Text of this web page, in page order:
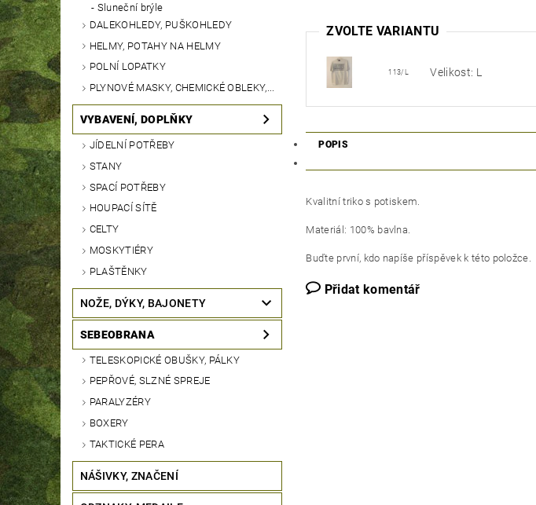
Sluneční brýle
DALEKOHLEDY, PUŠKOHLEDY
HELMY, POTAHY NA HELMY
POLNÍ LOPATKY
PLYNOVÉ MASKY, CHEMICKÉ OBLEKY,...
VYBAVENÍ, DOPLŇKY
JÍDELNÍ POTŘEBY
STANY
SPACÍ POTŘEBY
HOUPACÍ SÍTĚ
CELTY
MOSKYTIÉRY
PLAŠTĚNKY
NOŽE, DÝKY, BAJONETY
SEBEOBRANA
TELESKOPICKÉ OBUŠKY, PÁLKY
PEPŘOVÉ, SLZNÉ SPREJE
PARALYZÉRY
BOXERY
TAKTICKÉ PERA
NÁŠIVKY, ZNAČENÍ
ZVOLTE VARIANTU
113/L Velikost: L
POPIS
Kvalitní triko s potiskem.
Materiál: 100% bavlna.
Buďte první, kdo napíše příspěvek k této položce.
Přidat komentář